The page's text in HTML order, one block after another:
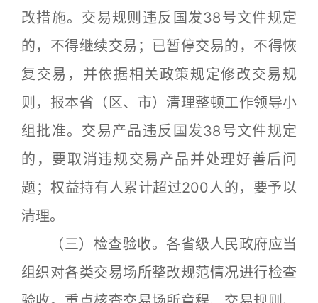
改措施。交易规则违反国发38号文件规定
的，不得继续交易；已暂停交易的，不得恢
复交易，并依据相关政策规定修改交易规
则，报本省（区、市）清理整顿工作领导小
组批准。交易产品违反国发38号文件规定
的，要取消违规交易产品并处理好善后问
题；权益持有人累计超过200人的，要予以
清理。
（三）检查验收。各省级人民政府应当
组织对各类交易场所整改规范情况进行检查